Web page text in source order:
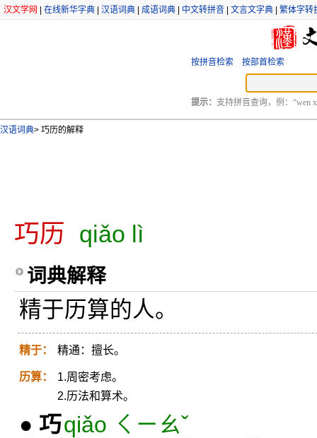
汉文学网 在线新华字典 汉语词典 成语词典 中文转拼音 文言文字典 繁体字转
按拼音检索 按部首检索
提示： 支持拼音查询，例：“wen
汉语词典> 巧历的解释
巧历 qiǎo lì
词典解释
精于历算的人。
精于： 精通：擅长。
历算：
1.周密考虑。
2.历法和算术。
● 巧qiǎo ㄑㄧㄠˇ